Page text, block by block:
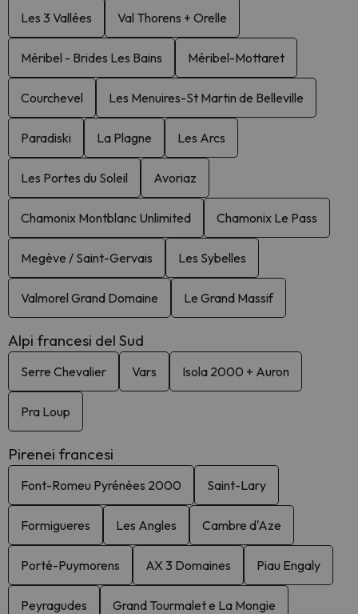
Les 3 Vallées Val Thorens + Orelle
Méribel - Brides Les Bains Méribel-Mottaret
Courchevel Les Menuires-St Martin de Belleville
Paradiski La Plagne Les Arcs
Les Portes du Soleil Avoriaz
Chamonix Montblanc Unlimited Chamonix Le Pass
Megève / Saint-Gervais Les Sybelles
Valmorel Grand Domaine Le Grand Massif
Alpi francesi del Sud
Serre Chevalier Vars Isola 2000 + Auron
Pra Loup
Pirenei francesi
Font-Romeu Pyrénées 2000 Saint-Lary
Formigueres Les Angles Cambre d'Aze
Porté-Puymorens AX 3 Domaines Piau Engaly
Peyragudes Grand Tourmalet e La Mongie